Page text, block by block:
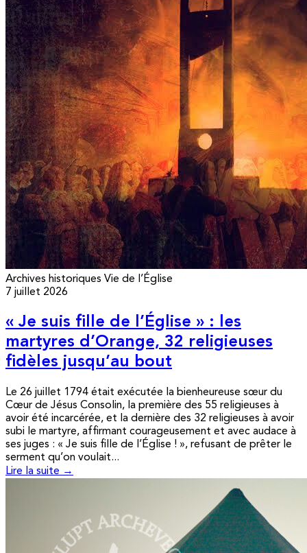
Archives historiques Vie de l’Église
7 juillet 2026
« Je suis fille de l’Église » : les
martyres d’Orange, 32 religieuses
fidèles jusqu’au bout
Le 26 juillet 1794 était exécutée la bienheureuse sœur du
Cœur de Jésus Consolin, la première des 55 religieuses à
avoir été incarcérée, et la dernière des 32 religieuses à avoir
subi le martyre, affirmant courageusement et avec audace à
ses juges : « Je suis fille de l’Église ! », refusant de prêter le
serment qu’on voulait...
Lire la suite →